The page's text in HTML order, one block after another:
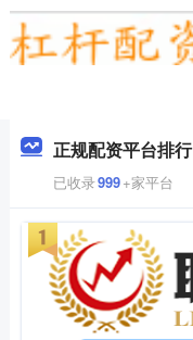
正规配资平台排行
已收录999+家平台